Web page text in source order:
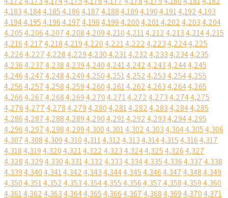
4,1834,1844,1854,1864,1874,1884,1894,1904,1914,1924,193
4,1944,1954,1964,1974,1984,1994,2004,2014,2024,2034,204
4,2054,2064,2074,2084,2094,2104,2114,2124,2134,2144,215
4,2164,2174,2184,2194,2204,2214,2224,2234,2244,225
4,2264,2274,2284,2294,2304,2314,2324,2334,2344,235
4,2364,2374,2384,2394,2404,2414,2424,2434,2444,245
4,2464,2474,2484,2494,2504,2514,2524,2534,2544,255
4,2564,2574,2584,2594,2604,2614,2624,2634,2644,265
4,2664,2674,2684,2694,2704,2714,2724,2734,2744,275
4,2764,2774,2784,2794,2804,2814,2824,2834,2844,285
4,2864,2874,2884,2894,2904,2914,2924,2934,2944,295
4,2964,2974,2984,2994,3004,3014,3024,3034,3044,3054,306
4,3074,3084,3094,3104,3114,3124,3134,3144,3154,3164,317
4,3184,3194,3204,3214,3224,3234,3244,3254,3264,327
4,3284,3294,3304,3314,3324,3334,3344,3354,3364,3374,338
4,3394,3404,3414,3424,3434,3444,3454,3464,3474,3484,349
4,3504,3514,3524,3534,3544,3554,3564,3574,3584,3594,360
4,3614,3624,3634,3644,3654,3664,3674,3684,3694,3704,371